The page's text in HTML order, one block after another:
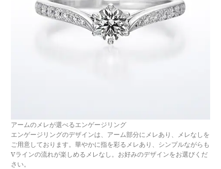
アームのメレが選べるエンゲージリング
エンゲージリングのデザインは、アーム部分にメレあり、メレなしを
ご用意しております。華やかに指を彩るメレあり、シンプルながらも
Vラインの流れが楽しめるメレなし。お好みのデザインをお選びくだ
さい。